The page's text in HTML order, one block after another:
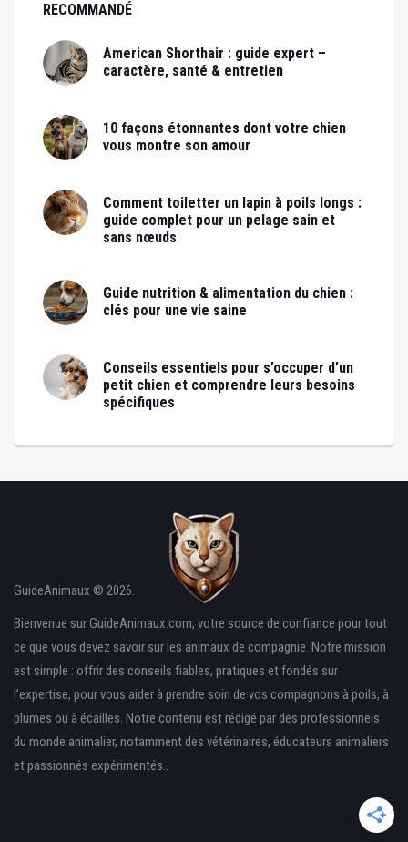
RECOMMANDÉ
American Shorthair : guide expert –
caractère, santé & entretien
10 façons étonnantes dont votre chien
vous montre son amour
Comment toiletter un lapin à poils longs :
guide complet pour un pelage sain et
sans nœuds
Guide nutrition & alimentation du chien :
clés pour une vie saine
Conseils essentiels pour s’occuper d’un
petit chien et comprendre leurs besoins
spécifiques
GuideAnimaux © 2026.
Bienvenue sur GuideAnimaux.com, votre source de confiance pour tout
ce que vous devez savoir sur les animaux de compagnie. Notre mission
est simple : offrir des conseils fiables, pratiques et fondés sur
l’expertise, pour vous aider à prendre soin de vos compagnons à poils, à
plumes ou à écailles. Notre contenu est rédigé par des professionnels
du monde animalier, notamment des vétérinaires, éducateurs animaliers
et passionnés expérimentés..